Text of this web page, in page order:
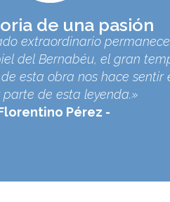
de una pasión
extraordinario
del Bernabéu, el gran
esta obra nos hace sentir
de esta leyenda.»
Pérez